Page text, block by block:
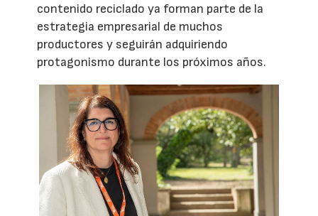
contenido reciclado ya forman parte de la
estrategia empresarial de muchos
productores y seguirán adquiriendo
protagonismo durante los próximos años.